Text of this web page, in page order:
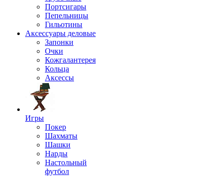
Портсигары
Пепельницы
Гильотины
Аксессуары деловые
Запонки
Очки
Кожгалантерея
Кольца
Аксессы
Игры
Покер
Шахматы
Шашки
Нарды
Настольный
футбол